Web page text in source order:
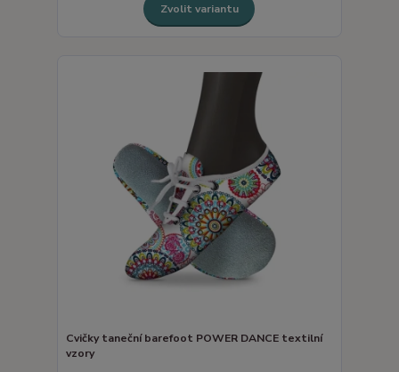
Zvolit variantu
Cvičky taneční barefoot POWER DANCE textilní
vzory